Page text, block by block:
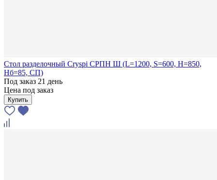
Стол разделочный Cryspi СРПН Ш (L=1200, S=600, H=850,
Hб=85, СП)
Под заказ 21 день
Цена под заказ
Купить